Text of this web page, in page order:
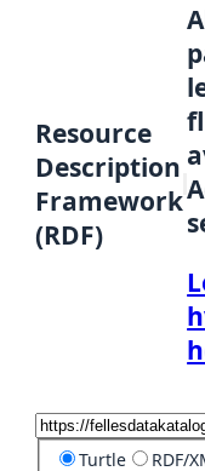
Resource
Description
Framework
(RDF)
Turtle RDF/